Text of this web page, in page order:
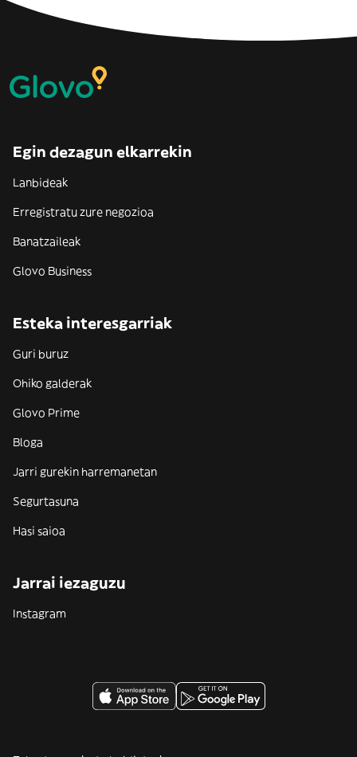
Egin dezagun elkarrekin
Lanbideak
Erregistratu zure negozioa
Banatzaileak
Glovo Business
Esteka interesgarriak
Guri buruz
Ohiko galderak
Glovo Prime
Bloga
Jarri gurekin harremanetan
Segurtasuna
Hasi saioa
Jarrai iezaguzu
Instagram